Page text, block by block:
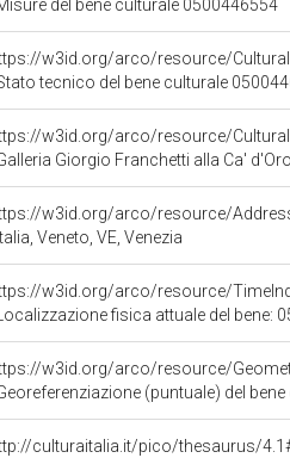
del bene culturale 0500446554
w3id.org/arco/resource/
tecnico del bene culturale
w3id.org/arco/resource/
Giorgio Franchetti alla Ca' d'Oro
w3id.org/arco/resource/
Veneto, VE, Venezia
w3id.org/arco/resource/
Localizzazione fisica attuale del bene:
w3id.org/arco/resource/
(puntuale) del
culturaitalia.it/pico/thesaurus/